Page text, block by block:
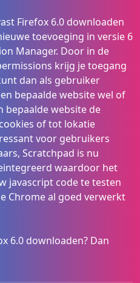
Firefox 6.0 downloaden
toevoeging in versie 6
Manager. Door in de
krijg je toegang
dan als gebruiker
bepaalde website wel of
bepaalde website de
of tot lokatie
voor gebruikers
Scratchpad is nu
waardoor het
javascript code te testen
Chrome al goed verwerkt
6.0 downloaden? Dan